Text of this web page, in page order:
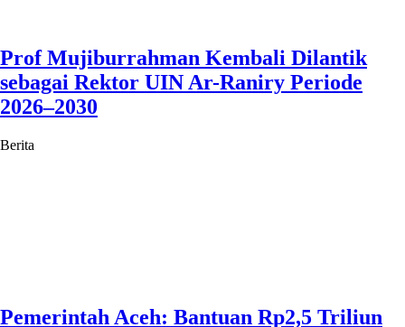
Prof Mujiburrahman Kembali Dilantik
sebagai Rektor UIN Ar-Raniry Periode
2026–2030
Berita
Pemerintah Aceh: Bantuan Rp2,5 Triliun